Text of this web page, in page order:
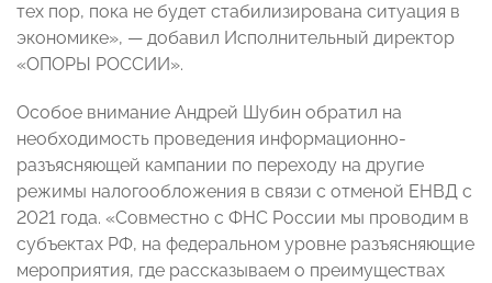
тех пор, пока не будет стабилизирована ситуация в
экономике», — добавил Исполнительный директор
«ОПОРЫ РОССИИ».
Особое внимание Андрей Шубин обратил на
необходимость проведения информационно-
разъясняющей кампании по переходу на другие
режимы налогообложения в связи с отменой ЕНВД с
2021 года. «Совместно с ФНС России мы проводим в
субъектах РФ, на федеральном уровне разъясняющие
мероприятия, где рассказываем о преимуществах